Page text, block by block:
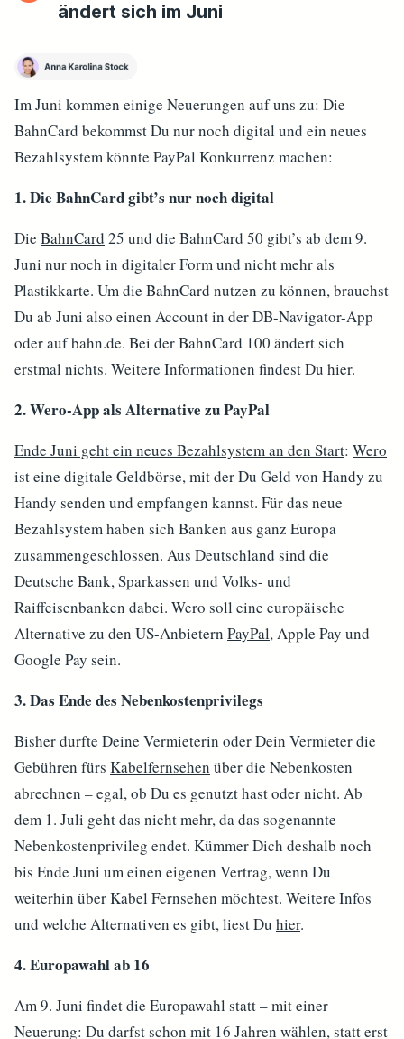
ändert sich im Juni
Im Juni kommen einige Neuerungen auf uns zu: Die
BahnCard bekommst Du nur noch digital und ein neues
Bezahlsystem könnte PayPal Konkurrenz machen:
1. Die BahnCard gibt’s nur noch digital
Die BahnCard 25 und die BahnCard 50 gibt’s ab dem 9.
Juni nur noch in digitaler Form und nicht mehr als
Plastikkarte. Um die BahnCard nutzen zu können, brauchst
Du ab Juni also einen Account in der DB-Navigator-App
oder auf bahn.de. Bei der BahnCard 100 ändert sich
erstmal nichts. Weitere Informationen findest Du hier.
2. Wero-App als Alternative zu PayPal
Ende Juni geht ein neues Bezahlsystem an den Start: Wero
ist eine digitale Geldbörse, mit der Du Geld von Handy zu
Handy senden und empfangen kannst. Für das neue
Bezahlsystem haben sich Banken aus ganz Europa
zusammengeschlossen. Aus Deutschland sind die
Deutsche Bank, Sparkassen und Volks- und
Raiffeisenbanken dabei. Wero soll eine europäische
Alternative zu den US-Anbietern PayPal, Apple Pay und
Google Pay sein.
3. Das Ende des Nebenkostenprivilegs
Bisher durfte Deine Vermieterin oder Dein Vermieter die
Gebühren fürs Kabelfernsehen über die Nebenkosten
abrechnen – egal, ob Du es genutzt hast oder nicht. Ab
dem 1. Juli geht das nicht mehr, da das sogenannte
Nebenkostenprivileg endet. Kümmer Dich deshalb noch
bis Ende Juni um einen eigenen Vertrag, wenn Du
weiterhin über Kabel Fernsehen möchtest. Weitere Infos
und welche Alternativen es gibt, liest Du hier.
4. Europawahl ab 16
Am 9. Juni findet die Europawahl statt – mit einer
Neuerung: Du darfst schon mit 16 Jahren wählen, statt erst